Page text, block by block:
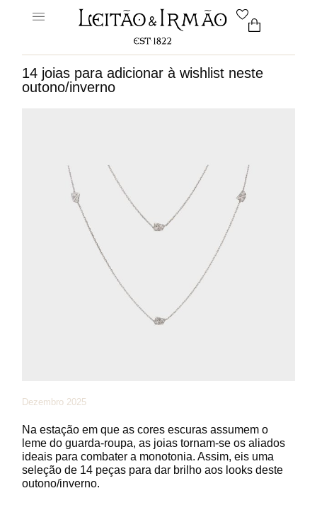
14 joias para adicionar à wishlist neste
outono/inverno
Dezembro 2025
Na estação em que as cores escuras assumem o
leme do guarda-roupa, as joias tornam-se os aliados
ideais para combater a monotonia. Assim, eis uma
seleção de 14 peças para dar brilho aos looks deste
outono/inverno.